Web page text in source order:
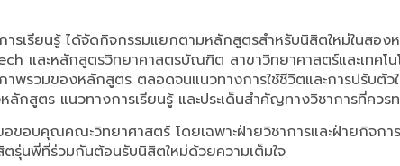
รเรียนรู้ ได้จัดกิจกรรมแยกตามหลักสูตรสำหรับนิสิตใหม่ในสอ
และหลักสูตรวิทยาศาสตรบัณฑิต สาขาวิทยาศาสตร์และเทคโ
พรวมของหลักสูตร ตลอดจนแนวทางการใช้ชีวิตและการปรับตั
สูตร แนวทางการเรียนรู้ และประเด็นสำคัญทางวิชาการที่ควร
อบคุณคณะวิทยาศาสตร์ โดยเฉพาะฝ่ายวิชาการและฝ่ายกิจกา
รุ่นพี่ที่ร่วมกันต้อนรับนิสิตใหม่ด้วยความเต็มใจ